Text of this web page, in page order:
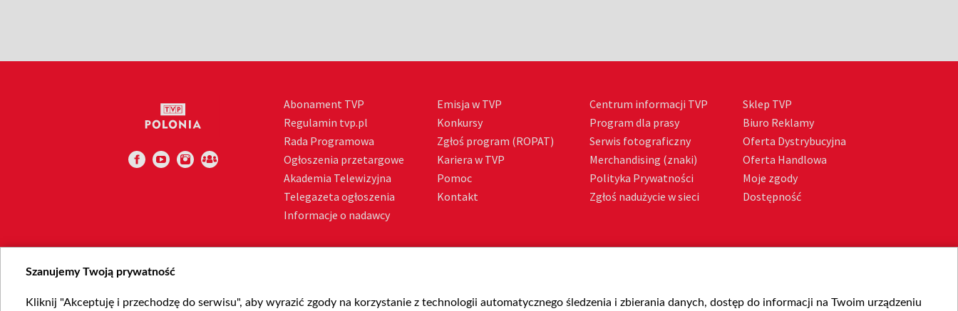
Abonament TVP
Regulamin tvp.pl
Rada Programowa
Ogłoszenia przetargowe
Akademia Telewizyjna
Telegazeta ogłoszenia
Informacje o nadawcy
Emisja w TVP
Konkursy
Zgłoś program (ROPAT)
Kariera w TVP
Pomoc
Kontakt
Centrum informacji TVP
Program dla prasy
Serwis fotograficzny
Merchandising (znaki)
Polityka Prywatności
Zgłoś nadużycie w sieci
Sklep TVP
Biuro Reklamy
Oferta Dystrybucyjna
Oferta Handlowa
Moje zgody
Dostępność
Szanujemy Twoją prywatność
Kliknij "Akceptuję i przechodzę do serwisu", aby wyrazić zgody na korzystanie z technologii automatycznego śledzenia i zbierania danych, dostęp do informacji na Twoim urządzeniu